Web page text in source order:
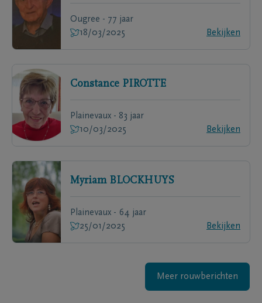
Ougree - 77 jaar
18/03/2025
Bekijken
Constance PIROTTE
Plainevaux - 83 jaar
10/03/2025
Bekijken
Myriam BLOCKHUYS
Plainevaux - 64 jaar
25/01/2025
Bekijken
Meer rouwberichten